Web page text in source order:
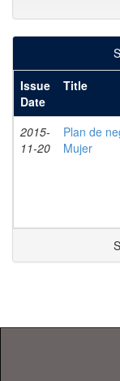
Issue
Date
Title
2015-
11-20
Plan de
Mujer